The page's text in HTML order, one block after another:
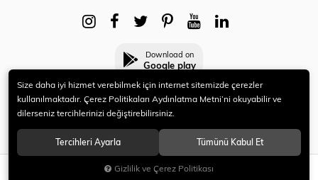
SEPETE EKLE
Download on
Google play
© 2021 HERYENİ. Tüm hakları saklıdır.
Size daha iyi hizmet verebilmek için internet sitemizde çerezler
kullanılmaktadır. Çerez Politikaları Aydınlatma Metni’ni okuyabilir ve
dilerseniz tercihlerinizi değiştirebilirsiniz.
Tercihleri Ayarla Tümünü Kabul Et
Gizlilik ve Çerez Politikası